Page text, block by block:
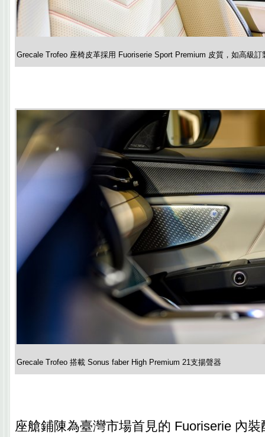
Grecale Trofeo 座椅皮革採用 Fuoriserie Sport Premium 皮質，如高級
Grecale Trofeo 搭載 Sonus faber High Premium 21支揚聲器
座艙鋪陳為臺灣市場首見的 Fuoriserie 內